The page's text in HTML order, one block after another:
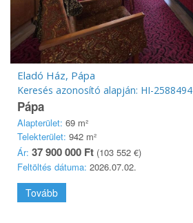
Eladó Ház, Pápa
Keresés azonosító alapján: HI-2588494
Pápa
Alapterület: 69 m²
Telekterület: 942 m²
Ár: 37 900 000 Ft (103 552 €)
Feltöltés dátuma: 2026.07.02.
Tovább